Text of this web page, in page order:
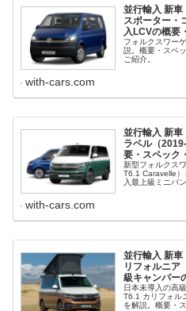
並行輸入 新車
スポーター・
入LCVの概要
フォルクスワー
説。概要・スペ
ご紹介。
with-cars.com
並行輸入 新車
ラベル（
要・スペック
新型フォルクス
T6.1 Caravelle）
入最上級ミニバ
with-cars.com
並行輸入 新車
リフォルニア
級キャンパー
日本未導入の高
T6.1 カリフォル
を解説。概要・